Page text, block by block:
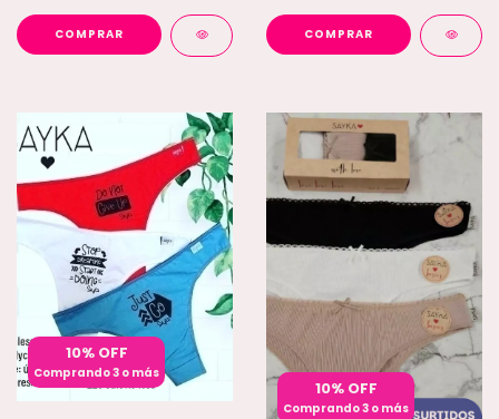
COMPRAR COMPRAR
10% OFF
Comprando 3 o más
10% OFF
Comprando 3 o más